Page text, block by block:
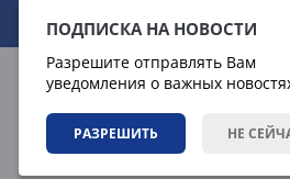
ПОДПИСКА НА НОВОСТИ
Разрешите отправлять Вам
уведомления о важных
РАЗРЕШИТЬ НЕ
08.08.2026 20:50:27